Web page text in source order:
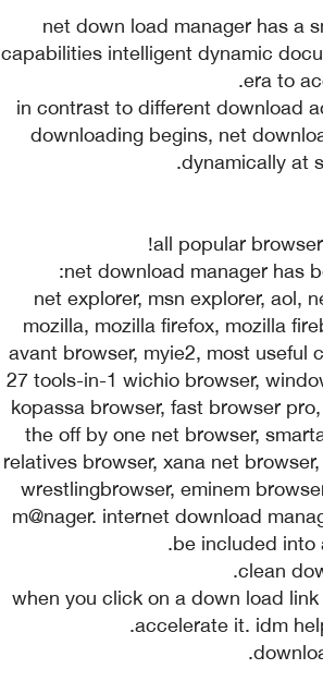
net down load manager has a
capabilities intelligent dynamic
era to
in contrast to different download
downloading begins, net
dynamically at
net download manager has
net explorer, msn explorer, aol,
mozilla, mozilla firefox, mozilla
avant browser, myie2, most
27 tools-in-1 wichio browser,
kopassa browser, fast browser
the off by one net browser,
relatives browser, xana net
wrestlingbrowser, eminem
m@nager. internet download
be included
when you click on a down load
accelerate it. idm